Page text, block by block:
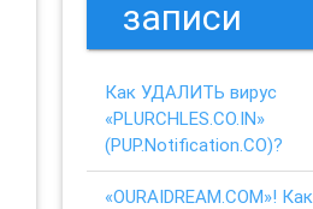
записи
Как УДАЛИТЬ вирус
«PLURCHLES.CO.IN»
(PUP.Notification.CO)?
«OURAIDREAM.COM»! Как